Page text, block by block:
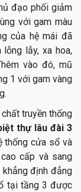
đạo phối giảm
với gam màu
của hệ mái đã
lẫy, xa hoa,
vào đó, mũ
1 với gam vàng
truyền thống
thự lâu đài 3
thống cửa sổ và
cấp và sang
định đẳng
tại tầng 3 được